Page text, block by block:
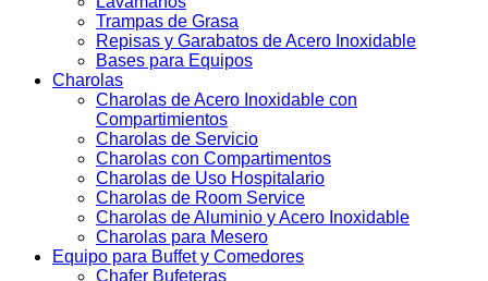
Trampas de Grasa
Repisas y Garabatos de Acero Inoxidable
Bases para Equipos
Charolas
Charolas de Acero Inoxidable con
Compartimientos
Charolas de Servicio
Charolas con Compartimentos
Charolas de Uso Hospitalario
Charolas de Room Service
Charolas de Aluminio y Acero Inoxidable
Charolas para Mesero
Equipo para Buffet y Comedores
Chafer Bufeteras